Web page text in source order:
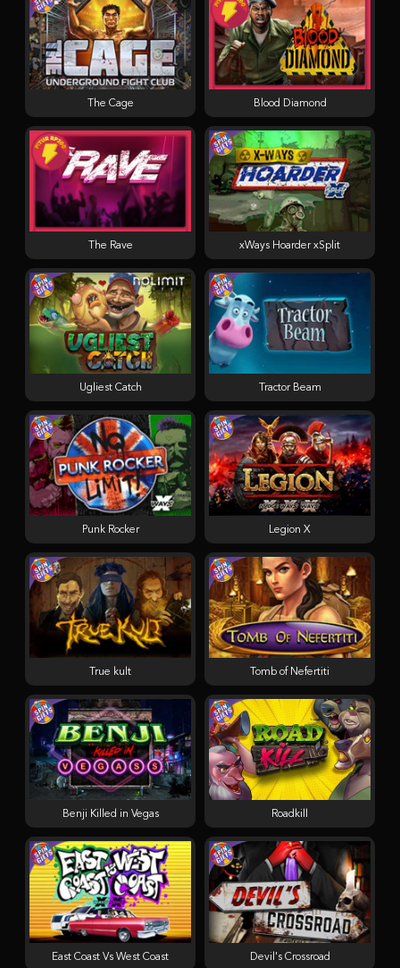
Blood Diamond
Roadkill
Tractor Beam
The Cage
Benji Killed in Vegas
Devil's Crossroad
Tomb of Nefertiti
Legion X
Punk Rocker
East Coast Vs West Coast
xWays Hoarder xSplit
True kult
Ugliest Catch
The Rave